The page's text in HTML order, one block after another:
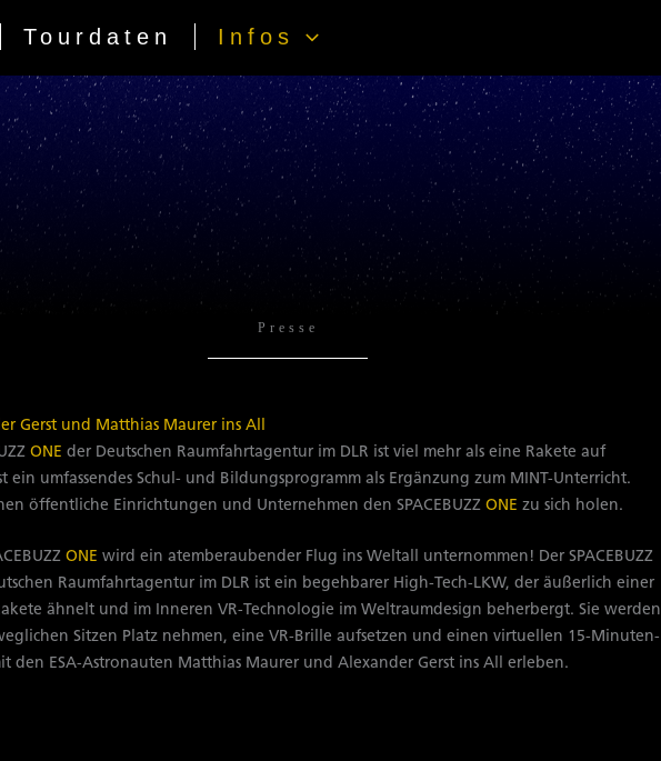
Tourdaten Infos
Presse
Gerst und Matthias Maurer ins All
ONE der Deutschen Raumfahrtagentur im DLR ist viel mehr als eine Rakete auf
ein umfassendes Schul- und Bildungsprogramm als Ergänzung zum MINT-Unterricht.
öffentliche Einrichtungen und Unternehmen den SPACEBUZZ ONE zu sich holen.
ONE wird ein atemberaubender Flug ins Weltall unternommen! Der SPACEBUZZ
Raumfahrtagentur im DLR ist ein begehbarer High-Tech-LKW, der äußerlich einer
ähnelt und im Inneren VR-Technologie im Weltraumdesign beherbergt. Sie werden
Sitzen Platz nehmen, eine VR-Brille aufsetzen und einen virtuellen 15-Minuten-
den ESA-Astronauten Matthias Maurer und Alexander Gerst ins All erleben.